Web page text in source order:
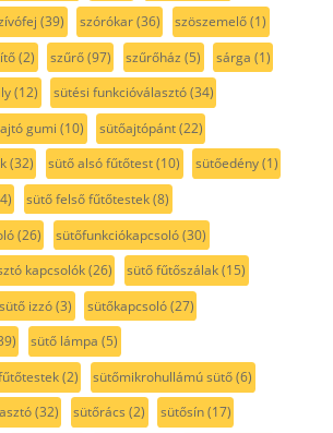
(39) szórókar(36) szöszemelő(1)
(2) szűrő(97) szűrőház (5) sárga (1)
(12) sütési funkcióválasztó(34)
gumi (10) sütőajtópánt(22)
(32) sütő alsó fűtőtest(10) sütőedény(1)
sütő felső fűtőtestek(8)
(26) sütőfunkciókapcsoló(30)
kapcsolók(26) sütő fűtőszálak(15)
sütő izzó(3) sütőkapcsoló(27)
sütő lámpa (5)
(2) sütőmikrohullámú sütő(6)
(32) sütőrács (2) sütősín(17)